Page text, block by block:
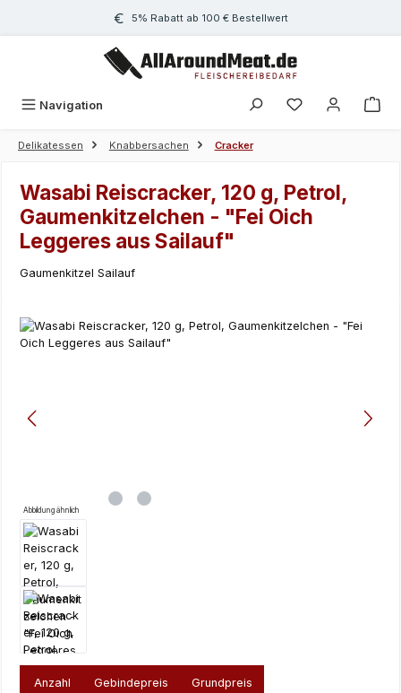
Zum Hauptinhalt springen5% Rabatt ab 100 € Bestellwert
Navigation
Delikatessen Knabbersachen Cracker
Wasabi Reiscracker, 120 g, Petrol,
Gaumenkitzelchen - "Fei Oich
Leggeres aus Sailauf"
Gaumenkitzel Sailauf
Bildergalerie überspringen
Abbildung ähnlich
Anzahl Gebindepreis Grundpreis